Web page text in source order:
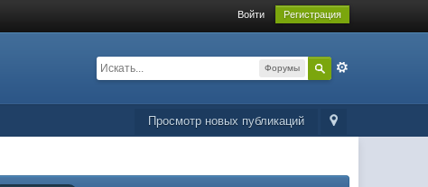
Войти Регистрация
Форумы
Просмотр новых публикаций